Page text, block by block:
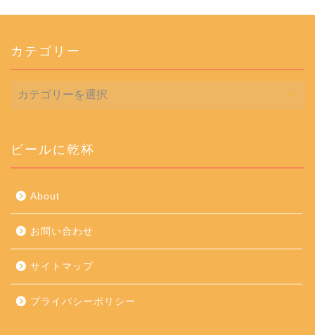
カテゴリー
テ
ー
ビールに乾杯
About
お問い合わせ
サイトマップ
プライバシーポリシー